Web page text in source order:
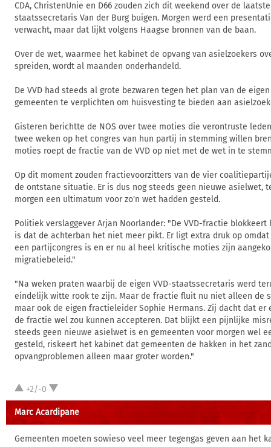
CDA, ChristenUnie en D66 zouden zich dit weekend over de
staatssecretaris Van der Burg buigen. Morgen werd een
verwacht, maar dat lijkt volgens Haagse bronnen van de baan.
Over de wet, waarmee het kabinet de opvang van asielzoekers
spreiden, wordt al maanden onderhandeld.
De VVD had steeds al grote bezwaren tegen het plan van de
gemeenten te verplichten om huisvesting te bieden aan
Gisteren berichtte de NOS over twee moties die verontruste
twee weken op het congres van hun partij in stemming willen
moties roept de fractie van de VVD op niet met de wet in te
Op dit moment zouden fractievoorzitters van de vier
de ontstane situatie. Er is dus nog steeds geen nieuwe asielwet,
morgen een ultimatum voor zo'n wet hadden gesteld.
Politiek verslaggever Arjan Noorlander: "De VVD-fractie blokkeert
is dat de achterban het niet meer pikt. Er ligt extra druk op
een partijcongres is en er nu al heel kritische moties zijn
migratiebeleid."
"Na weken praten waarbij de eigen VVD-staatssecretaris werd
eindelijk witte rook te zijn. Maar de fractie fluit nu niet alleen de
maar ook de eigen fractieleider Sophie Hermans. Zij dacht dat er
de fractie wel zou kunnen accepteren. Dat blijkt een pijnlijke
steeds geen nieuwe asielwet is en gemeenten voor morgen wel
gesteld, riskeert het kabinet dat gemeenten de hakken in het
opvangproblemen alleen maar groter worden."
+2/-0
Marc Acardipane
Gemeenten moeten sowieso veel meer tegengas geven aan het